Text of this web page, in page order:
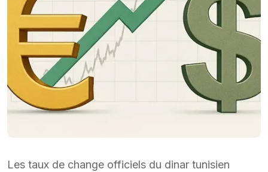
Les taux de change officiels du dinar tunisien